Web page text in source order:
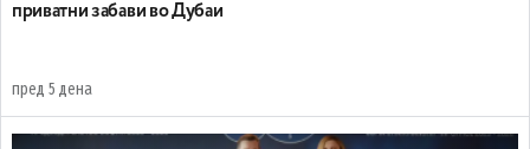
приватни забави во Дубаи
пред 5 дена